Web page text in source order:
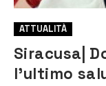
ATTUALITÀ
Siracusa|
l’ultimo